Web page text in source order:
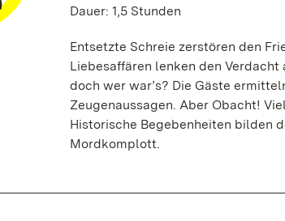
Dauer: 1,5 Stunden
Entsetzte Schreie zerstören den
Liebesaffären lenken den
doch wer war’s? Die Gäste
Zeugenaussagen. Aber Obacht!
Historische Begebenheiten bilden
Mordkomplott.